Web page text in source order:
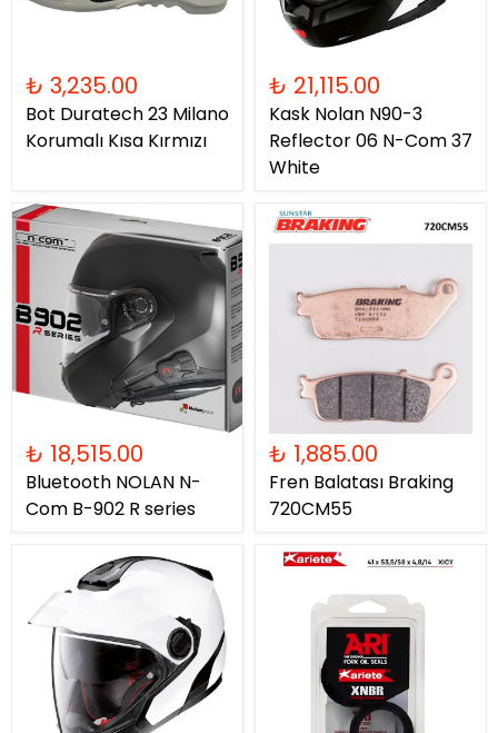
₺ 3,235.00
Bot Duratech 23 Milano
Korumalı Kısa Kırmızı
₺ 21,115.00
Kask Nolan N90-3
Reflector 06 N-Com 37
White
₺ 18,515.00
Bluetooth NOLAN N-
Com B-902 R series
₺ 1,885.00
Fren Balatası Braking
720CM55